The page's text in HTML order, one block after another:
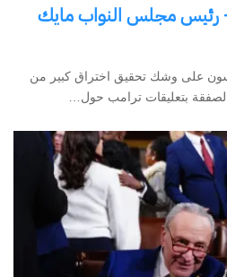
رئيس مجلس النواب مايك
على وشك تحقيق اختراق كبير من
بتعليقات ترامب حول…